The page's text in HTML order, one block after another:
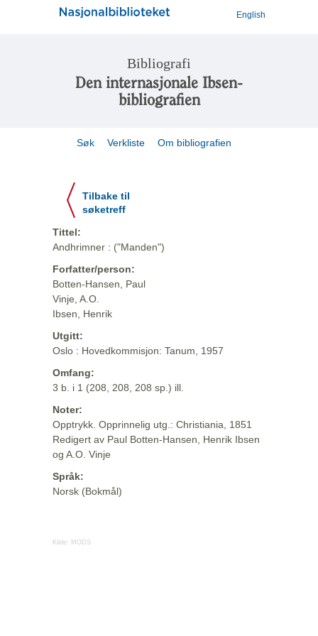
English
Bibliografi
Den internasjonale Ibsen-
bibliografien
Søk Verkliste Om bibliografien
Tilbake til
søketreff
Tittel:
Andhrimner : ("Manden")
Forfatter/person:
Botten-Hansen, Paul
Vinje, A.O.
Ibsen, Henrik
Utgitt:
Oslo : Hovedkommisjon: Tanum, 1957
Omfang:
3 b. i 1 (208, 208, 208 sp.) ill.
Noter:
Opptrykk. Opprinnelig utg.: Christiania, 1851
Redigert av Paul Botten-Hansen, Henrik Ibsen
og A.O. Vinje
Språk:
Norsk (Bokmål)
Kilde: MODS